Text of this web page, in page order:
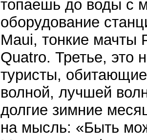
топаешь до воды с
оборудование
Maui, тонкие мачты
Quatro. Третье, это
туристы, обитающие
волной, лучшей
долгие зимние
на мысль: «Быть